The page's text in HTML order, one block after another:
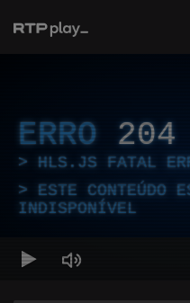
ERRO 204
HLS.JS FATAL
ESTE CONTEÚDO
INDISPONÍVEL